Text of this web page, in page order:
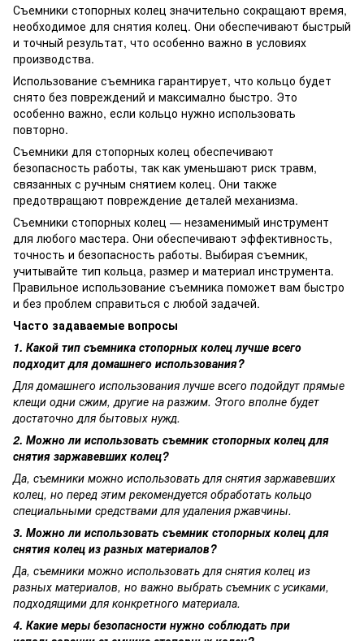
Съемники стопорных колец значительно сокращают время,
необходимое для снятия колец. Они обеспечивают быстрый
и точный результат, что особенно важно в условиях
производства.
Использование съемника гарантирует, что кольцо будет
снято без повреждений и максимално быстро. Это
особенно важно, если кольцо нужно использовать
повторно.
Съемники для стопорных колец обеспечивают
безопасность работы, так как уменьшают риск травм,
связанных с ручным снятием колец. Они также
предотвращают повреждение деталей механизма.
Съемники стопорных колец — незаменимый инструмент
для любого мастера. Они обеспечивают эффективность,
точность и безопасность работы. Выбирая съемник,
учитывайте тип кольца, размер и материал инструмента.
Правильное использование съемника поможет вам быстро
и без проблем справиться с любой задачей.
Часто задаваемые вопросы
1. Какой тип съемника стопорных колец лучше всего
подходит для домашнего использования?
Для домашнего использования лучше всего подойдут прямые
клещи одни сжим, другие на разжим. Этого вполне будет
достаточно для бытовых нужд.
2. Можно ли использовать съемник стопорных колец для
снятия заржавевших колец?
Да, съемники можно использовать для снятия заржавевших
колец, но перед этим рекомендуется обработать кольцо
специальными средствами для удаления ржавчины.
3. Можно ли использовать съемник стопорных колец для
снятия колец из разных материалов?
Да, съемники можно использовать для снятия колец из
разных материалов, но важно выбрать съемник с усиками,
подходящими для конкретного материала.
4. Какие меры безопасности нужно соблюдать при